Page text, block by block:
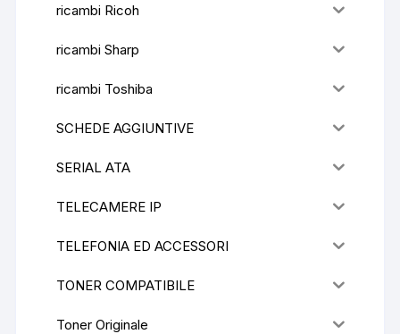
ricambi Ricoh
ricambi Sharp
ricambi Toshiba
SCHEDE AGGIUNTIVE
SERIAL ATA
TELECAMERE IP
TELEFONIA ED ACCESSORI
TONER COMPATIBILE
Toner Originale